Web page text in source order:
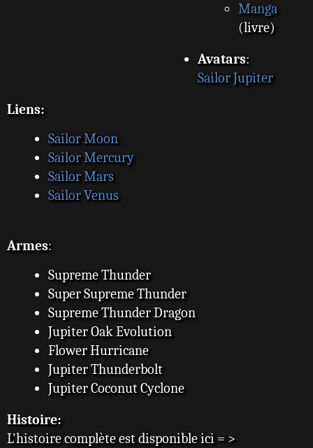
Manga
(livre)
Avatars:
Sailor Jupiter
Liens:
Sailor Moon
Sailor Mercury
Sailor Mars
Sailor Venus
Armes:
Supreme Thunder
Super Supreme Thunder
Supreme Thunder Dragon
Jupiter Oak Evolution
Flower Hurricane
Jupiter Thunderbolt
Jupiter Coconut Cyclone
Histoire:
L'histoire complète est disponible ici = >